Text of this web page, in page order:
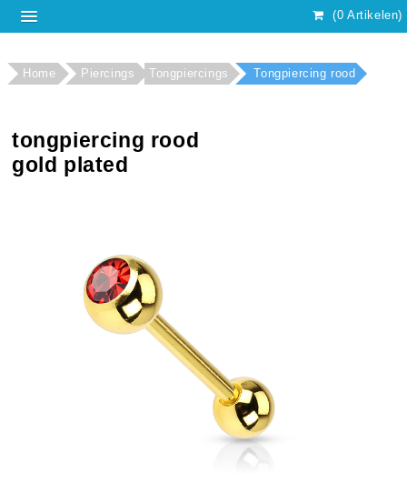
(0 Artikelen)
Home Piercings Tongpiercings Tongpiercing rood
tongpiercing rood
gold plated